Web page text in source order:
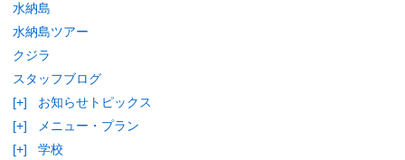
水納島
水納島ツアー
クジラ
スタッフブログ
[+]
お知らせトピックス
[+]
メニュー・プラン
[+]
学校